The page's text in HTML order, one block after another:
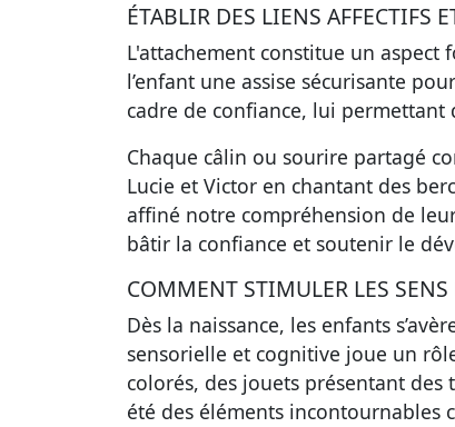
ÉTABLIR DES LIENS AFFECTIFS
L'attachement constitue un
l’enfant une assise sécurisante
cadre de confiance, lui permettant
Chaque câlin ou sourire partagé
Lucie et Victor en chantant des
affiné notre compréhension de
bâtir la confiance et soutenir le
COMMENT STIMULER LES
Dès la naissance, les enfants
sensorielle et cognitive joue un
colorés, des jouets présentant des
été des éléments incontournables